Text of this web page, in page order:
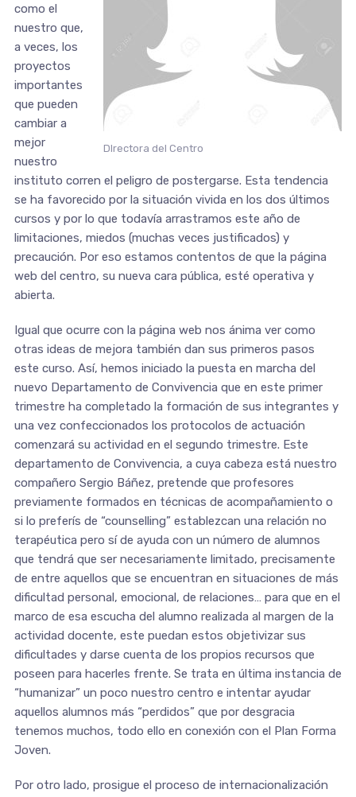
DIrectora del Centro
como el
nuestro que,
a veces, los
proyectos
importantes
que pueden
cambiar a
mejor
nuestro
instituto corren el peligro de postergarse. Esta tendencia
se ha favorecido por la situación vivida en los dos últimos
cursos y por lo que todavía arrastramos este año de
limitaciones, miedos (muchas veces justificados) y
precaución. Por eso estamos contentos de que la página
web del centro, su nueva cara pública, esté operativa y
abierta.
Igual que ocurre con la página web nos ánima ver como
otras ideas de mejora también dan sus primeros pasos
este curso. Así, hemos iniciado la puesta en marcha del
nuevo Departamento de Convivencia que en este primer
trimestre ha completado la formación de sus integrantes y
una vez confeccionados los protocolos de actuación
comenzará su actividad en el segundo trimestre. Este
departamento de Convivencia, a cuya cabeza está nuestro
compañero Sergio Báñez, pretende que profesores
previamente formados en técnicas de acompañamiento o
si lo preferís de “counselling” establezcan una relación no
terapéutica pero sí de ayuda con un número de alumnos
que tendrá que ser necesariamente limitado, precisamente
de entre aquellos que se encuentran en situaciones de más
dificultad personal, emocional, de relaciones… para que en el
marco de esa escucha del alumno realizada al margen de la
actividad docente, este puedan estos objetivizar sus
dificultades y darse cuenta de los propios recursos que
poseen para hacerles frente. Se trata en última instancia de
“humanizar” un poco nuestro centro e intentar ayudar
aquellos alumnos más “perdidos” que por desgracia
tenemos muchos, todo ello en conexión con el Plan Forma
Joven.
Por otro lado, prosigue el proceso de internacionalización